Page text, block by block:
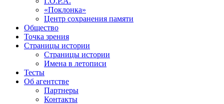
«Поклонка»
Центр сохранения памяти
Общество
Точка зрения
Страницы истории
Страницы истории
Имена в летописи
Тесты
Об агентстве
Партнеры
Контакты